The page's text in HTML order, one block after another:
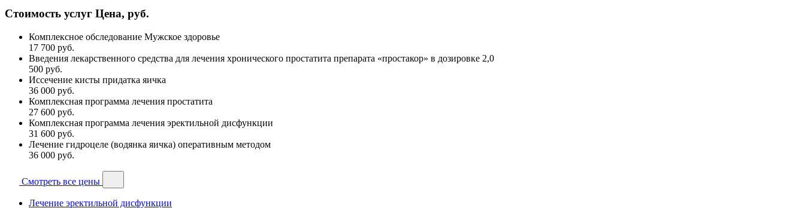
Стоимость услуг Цена, руб.
Комплексное обследование Мужское здоровье
17 700 руб.
Введения лекарственного средства для лечения хронического простатита препарата «простакор» в дозировке 2,0
500 руб.
Иссечение кисты придатка яичка
36 000 руб.
Комплексная программа лечения простатита
27 600 руб.
Комплексная программа лечения эректильной дисфункции
31 600 руб.
Лечение гидроцеле (водянка яичка) оперативным методом
36 000 руб.
Смотреть все цены
Лечение эректильной дисфункции